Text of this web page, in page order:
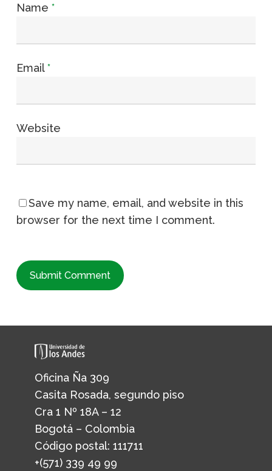
Name *
Email*
Website
Save my name, email, and website in this
browser for the next time I comment.
Oficina Ña 309
Casita Rosada, segundo piso
Cra 1 Nº 18A – 12
Bogotá – Colombia
Código postal: 111711
+(571) 339 49 99